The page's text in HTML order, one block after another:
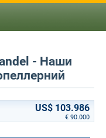
- Наши
US$ 103.986
€ 90.000